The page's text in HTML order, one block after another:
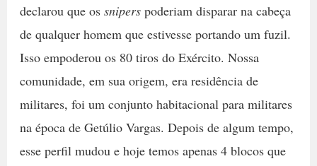
declarou que os sniperspoderiam disparar na cabeça
de qualquer homem que estivesse portando um fuzil.
Isso empoderou os 80 tiros do Exército. Nossa
comunidade, em sua origem, era residência de
militares, foi um conjunto habitacional para militares
na época de Getúlio Vargas. Depois de algum tempo,
esse perfil mudou e hoje temos apenas 4 blocos que